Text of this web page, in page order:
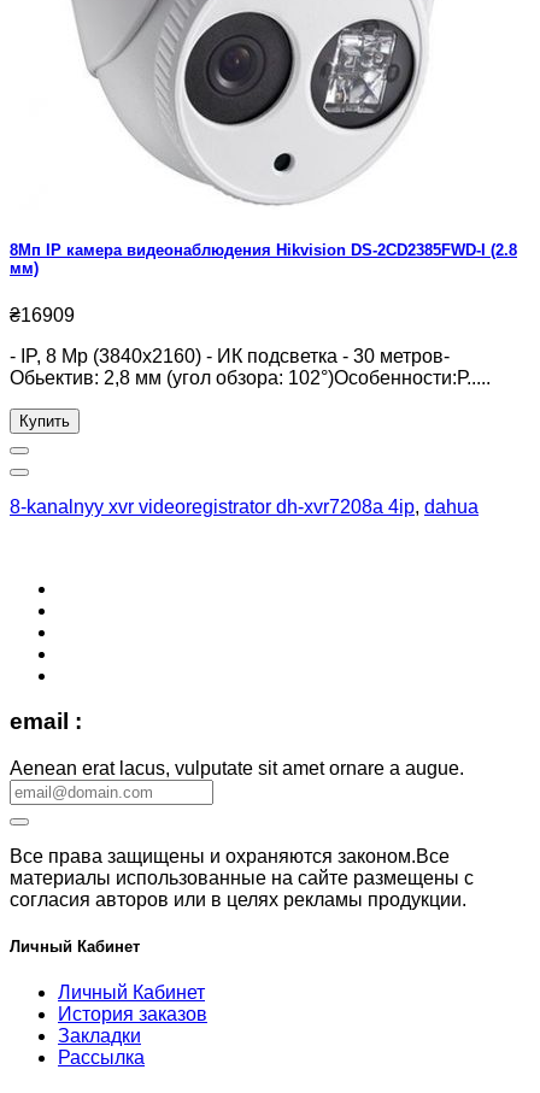
8Мп IP камера видеонаблюдения Hikvision DS-2CD2385FWD-I (2.8
мм)
₴16909
- IP, 8 Mp (3840x2160) - ИК подсветка - 30 метров-
Обьектив: 2,8 мм (угол обзора: 102°)Особенности:Р.....
Купить
8-kanalnyy xvr videoregistrator dh-xvr7208a 4ip, dahua
email :
Aenean erat lacus, vulputate sit amet ornare a augue.
Все права защищены и охраняются законом.Все
материалы использованные на сайте размещены с
согласия авторов или в целях рекламы продукции.
Личный Кабинет
Личный Кабинет
История заказов
Закладки
Рассылка